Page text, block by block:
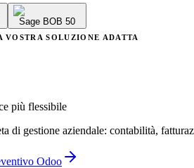
Sage BOB 50
VOSTRA SOLUZIONE ADATTA
più flessibile
di gestione aziendale: contabilità,
Odoo